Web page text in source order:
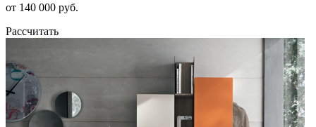
от 140 000 руб.
Рассчитать